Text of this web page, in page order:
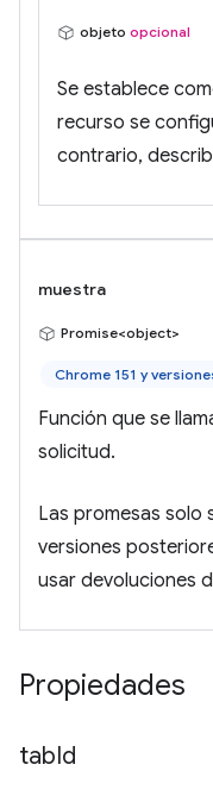
objeto opcional
Se establece
recurso se
contrario,
muestra
Promise<object>
Chrome 151 y
Función que se
solicitud.
Las promesas solo
versiones
usar devoluciones
Propiedades
tabId